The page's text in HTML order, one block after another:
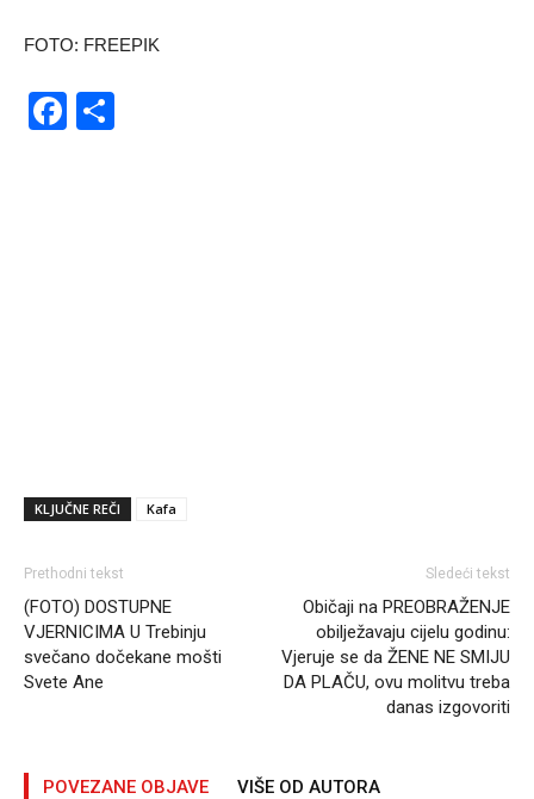
FOTO: FREEPIK
Facebook
KLJUČNE REČI Kafa
Prethodni tekst
(FOTO) DOSTUPNE
VJERNICIMA U Trebinju
svečano dočekane mošti
Svete Ane
Sledeći tekst
Običaji na PREOBRAŽENJE
obilježavaju cijelu godinu:
Vjeruje se da ŽENE NE SMIJU
DA PLAČU, ovu molitvu treba
danas izgovoriti
POVEZANE OBJAVE VIŠE OD AUTORA